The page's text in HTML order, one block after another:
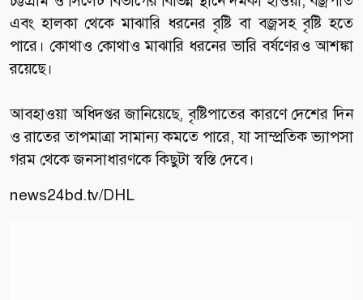
এবং হালকা থেকে মাঝারি ধরনের বৃষ্টি বা বজ্রসহ বৃষ্টি হতে
পারে। কোথাও কোথাও মাঝারি ধরনের ভারি বর্ষণেরও আশঙ্কা
রয়েছে।
আবহাওয়া অধিদপ্তর জানিয়েছে, বৃষ্টিপাতের কারণে দেশের দিন
ও রাতের তাপমাত্রা সামান্য কমতে পারে, যা সাম্প্রতিক ভ্যাপসা
গরম থেকে জনসাধারণকে কিছুটা স্বস্তি দেবে।
news24bd.tv/DHL